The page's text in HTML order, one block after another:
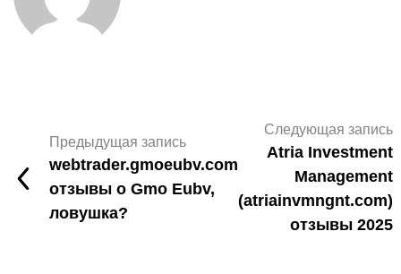
Предыдущая запись
webtrader.gmoeubv.com
отзывы о Gmo Eubv,
ловушка?
Следующая запись
Atria Investment
Management
(atriainvmngnt.com)
отзывы 2025